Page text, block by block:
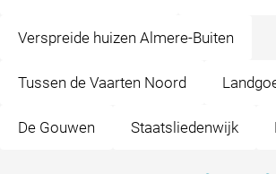
Verspreide huizen Almere-Buiten
Tussen de Vaarten Noord
De Gouwen Staatsliedenwijk